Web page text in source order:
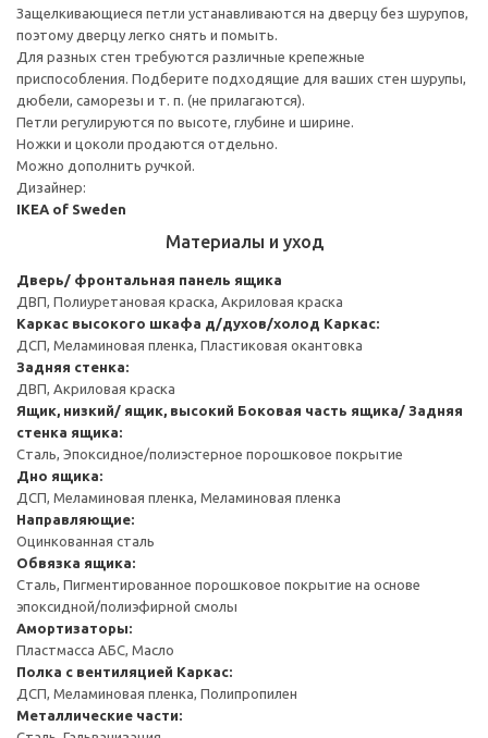
Защелкивающиеся петли устанавливаются на дверцу без шурупов,
поэтому дверцу легко снять и помыть.
Для разных стен требуются различные крепежные
приспособления. Подберите подходящие для ваших стен шурупы,
дюбели, саморезы и т. п. (не прилагаются).
Петли регулируются по высоте, глубине и ширине.
Ножки и цоколи продаются отдельно.
Можно дополнить ручкой.
Дизайнер:
IKEA of Sweden
Материалы и уход
Дверь/ фронтальная панель ящика
ДВП, Полиуретановая краска, Акриловая краска
Каркас высокого шкафа д/духов/холод Каркас:
ДСП, Меламиновая пленка, Пластиковая окантовка
Задняя стенка:
ДВП, Акриловая краска
Ящик, низкий/ ящик, высокий Боковая часть ящика/ Задняя
стенка ящика:
Сталь, Эпоксидное/полиэстерное порошковое покрытие
Дно ящика:
ДСП, Меламиновая пленка, Меламиновая пленка
Направляющие:
Оцинкованная сталь
Обвязка ящика:
Сталь, Пигментированное порошковое покрытие на основе
эпоксидной/полиэфирной смолы
Амортизаторы:
Пластмасса АБС, Масло
Полка с вентиляцией Каркас:
ДСП, Меламиновая пленка, Полипропилен
Металлические части: